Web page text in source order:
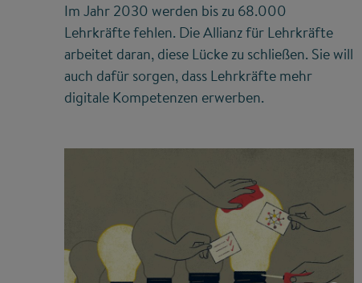
Im Jahr 2030 werden bis zu 68.000
Lehrkräfte fehlen. Die Allianz für Lehrkräfte
arbeitet daran, diese Lücke zu schließen. Sie will
auch dafür sorgen, dass Lehrkräfte mehr
digitale Kompetenzen erwerben.